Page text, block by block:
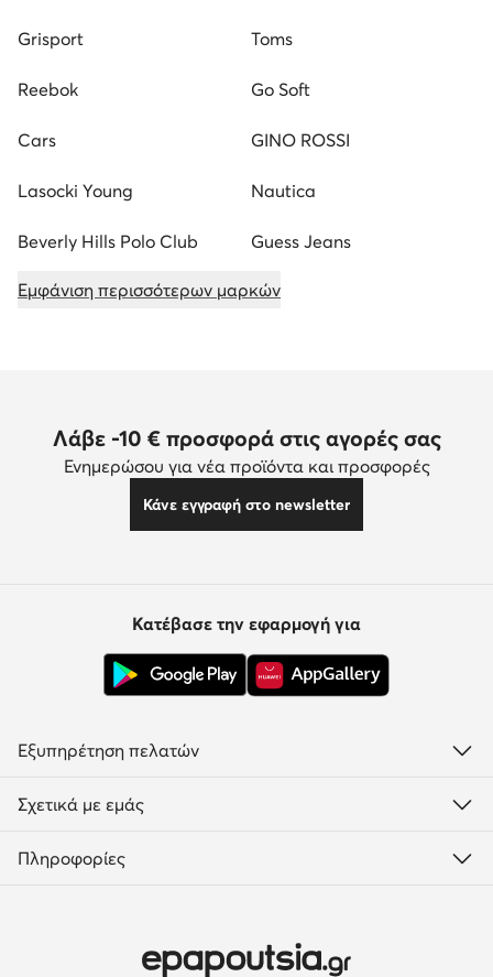
Grisport Toms
Reebok Go Soft
Cars GINO ROSSI
Lasocki Young Nautica
Beverly Hills Polo Club Guess Jeans
Εμφάνιση περισσότερων μαρκών
Λάβε -10 € προσφορά στις αγορές σας
Ενημερώσου για νέα προϊόντα και προσφορές
Κάνε εγγραφή στο newsletter
Κατέβασε την εφαρμογή για
Εξυπηρέτηση πελατών
Σχετικά με εμάς
Πληροφορίες